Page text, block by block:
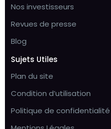
Nos investisseurs
Revues de presse
Blog
Sujets Utiles
Plan du site
Condition d’utilisation
Politique de confidentialité